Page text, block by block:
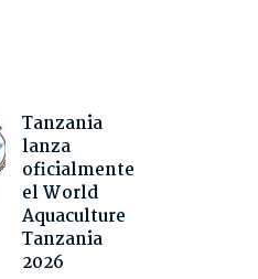
Tanzania
lanza
oficialmente
el World
Aquaculture
Tanzania
2026